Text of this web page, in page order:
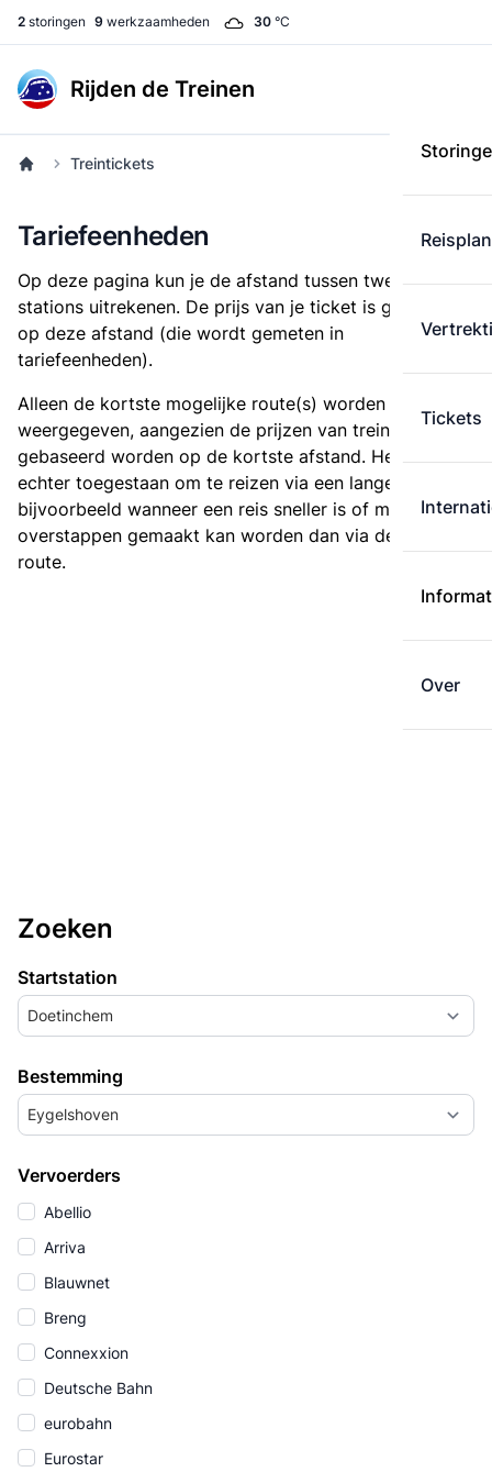
2 storingen 9 werkzaamheden 30 °C
Rijden de Treinen
Tickets
Over
Treintickets
Tariefeenheden
Op deze pagina kun je de afstand tussen twee
stations uitrekenen. De prijs van je ticket is gebaseerd
op deze afstand (die wordt gemeten in
tariefeenheden).
Alleen de kortste mogelijke route(s) worden
weergegeven, aangezien de prijzen van treintickets
gebaseerd worden op de kortste afstand. Het is
echter toegestaan om te reizen via een langere route,
bijvoorbeeld wanneer een reis sneller is of met minder
overstappen gemaakt kan worden dan via de kortste
route.
Zoeken
Startstation
Doetinchem
Bestemming
Eygelshoven
Vervoerders
Abellio
Arriva
Blauwnet
Breng
Connexxion
Deutsche Bahn
eurobahn
Eurostar